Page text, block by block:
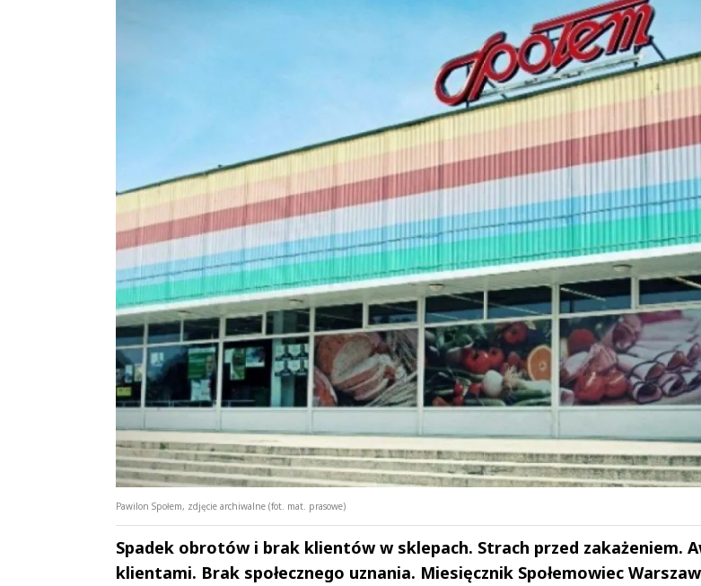
Pawilon Społem, zdjęcie archiwalne (fot. mat. prasowe)
Spadek obrotów i brak klientów w sklepach. Strach przed zakażeniem.
klientami. Brak społecznego uznania. Miesięcznik Społemowiec